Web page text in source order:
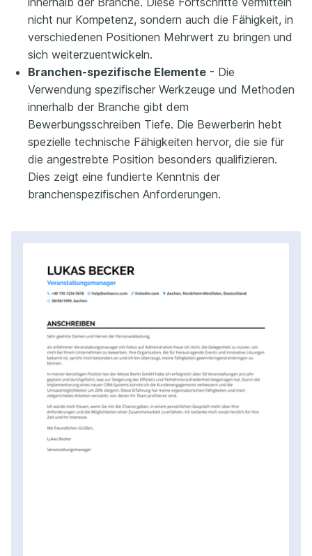
nicht nur Kompetenz, sondern auch die Fähigkeit, in
verschiedenen Positionen Mehrwert zu bringen und
sich weiterzuentwickeln.
Branchen-spezifische Elemente - Die
Verwendung spezifischer Werkzeuge und Methoden
innerhalb der Branche gibt dem
Bewerbungsschreiben Tiefe. Die Bewerberin hebt
spezielle technische Fähigkeiten hervor, die sie für
die angestrebte Position besonders qualifizieren.
Dies zeigt eine fundierte Kenntnis der
branchenspezifischen Anforderungen.